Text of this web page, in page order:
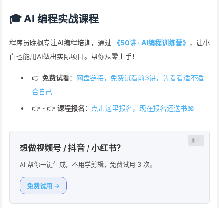
🎓 AI 编程实战课程
程序员晚枫专注AI编程培训，通过 《50讲 · AI编程训练营》 ，让小
白也能用AI做出实际项目。帮你从零上手！
👉 免费试看： 网盘链接，免费试看前3讲，先看看适不适
合自己
👉 - 👉 课程报名： 点击这里报名，现在报名还送书📖
想做视频号 / 抖音 / 小红书？
AI 帮你一键生成，不用学剪辑，免费试用 3 次。
免费试用 →